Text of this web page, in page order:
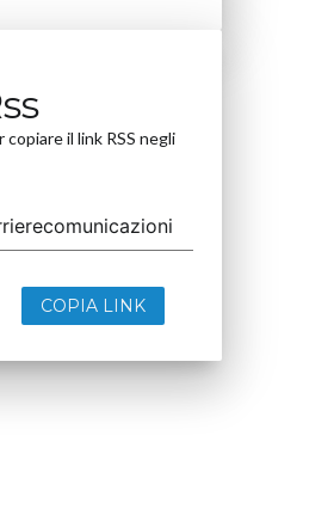
il link RSS negli
COPIA LINK